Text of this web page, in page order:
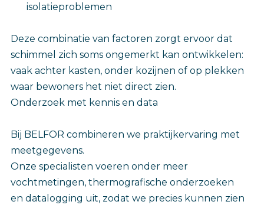
isolatieproblemen
Deze combinatie van factoren zorgt ervoor dat
schimmel zich soms ongemerkt kan ontwikkelen:
vaak achter kasten, onder kozijnen of op plekken
waar bewoners het niet direct zien.
Onderzoek met kennis en data
Bij BELFOR combineren we praktijkervaring met
meetgegevens.
Onze specialisten voeren onder meer
vochtmetingen, thermografische onderzoeken
en datalogging uit, zodat we precies kunnen zien